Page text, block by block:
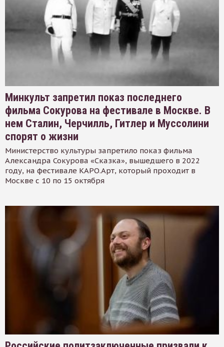
Минкульт запретил показ последнего
фильма Сокурова на фестивале в Москве. В
нем Сталин, Черчилль, Гитлер и Муссолини
спорят о жизни
Министерство культуры запретило показ фильма
Александра Сокурова «Сказка», вышедшего в 2022
году, на фестивале КАРО.Арт, который проходит в
Москве с 10 по 15 октября